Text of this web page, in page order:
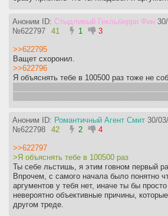
Аноним ID: Стыдливый Гекльберри Фин
№622797 41 1 3
>>622795
Ващет схоронил.
>>622796
Я объяснять тебе в 100500 раз тоже не
Аноним ID: Романтичный Агент Смит 30/
№622798 42 2 4
>>622797
>Я объяснять тебе в 100500 раз
Ты себе льстишь, я этим говном первый
Впрочем, с самого начала было понятно
аргументов у тебя нет, иначе ты бы
невероятно объективные причины,
другом треде.